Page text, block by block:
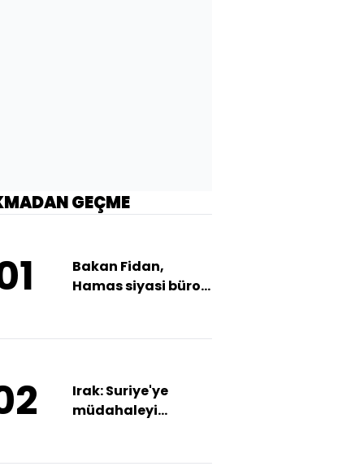
GEÇME
Bakan Fidan,
Hamas siyasi büro
Irak: Suriye'ye
müdahaleyi